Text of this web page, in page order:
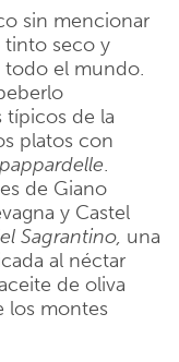
sin mencionar
tinto seco y
todo el mundo.
de la
platos con
pappardelle.
de Giano
y Castel
Sagrantino, una
al néctar
de oliva
los montes